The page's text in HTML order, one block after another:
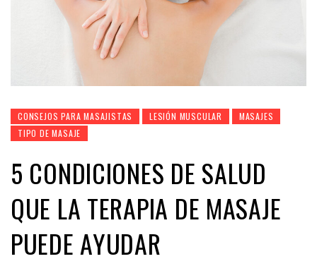
CONSEJOS PARA MASAJISTAS LESIÓN MUSCULAR
MASAJES
TIPO DE MASAJE
5 CONDICIONES DE SALUD
QUE LA TERAPIA DE MASAJE
PUEDE AYUDAR